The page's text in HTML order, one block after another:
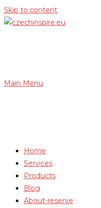
Skip to content
Main Menu
Home
Services
Products
Blog
About-reserve